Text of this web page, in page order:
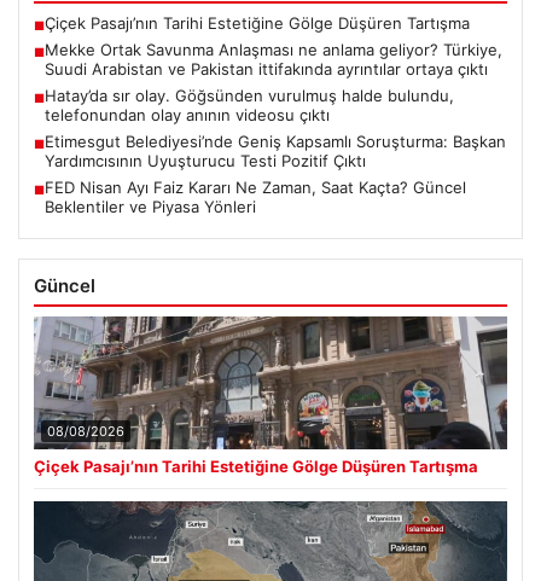
■Çiçek Pasajı’nın Tarihi Estetiğine Gölge Düşüren Tartışma
■Mekke Ortak Savunma Anlaşması ne anlama geliyor? Türkiye,
Suudi Arabistan ve Pakistan ittifakında ayrıntılar ortaya çıktı
■Hatay’da sır olay. Göğsünden vurulmuş halde bulundu,
telefonundan olay anının videosu çıktı
■Etimesgut Belediyesi’nde Geniş Kapsamlı Soruşturma: Başkan
Yardımcısının Uyuşturucu Testi Pozitif Çıktı
■FED Nisan Ayı Faiz Kararı Ne Zaman, Saat Kaçta? Güncel
Beklentiler ve Piyasa Yönleri
Güncel
08/08/2026
Çiçek Pasajı’nın Tarihi Estetiğine Gölge Düşüren Tartışma